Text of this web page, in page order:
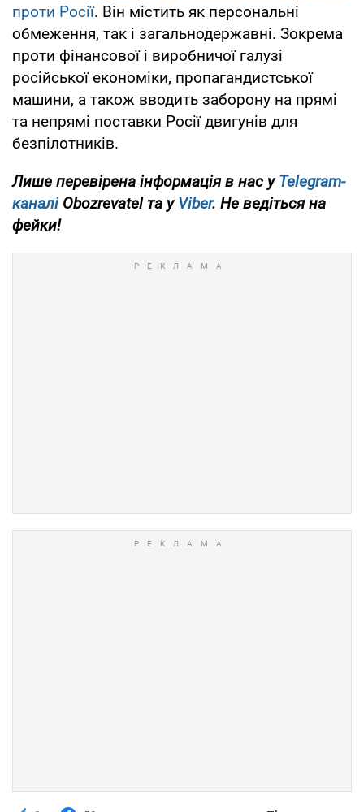
проти Росії. Він містить як персональні
обмеження, так і загальнодержавні. Зокрема
проти фінансової і виробничої галузі
російської економіки, пропагандистської
машини, а також вводить заборону на прямі
та непрямі поставки Росії двигунів для
безпілотників.
Лише перевірена інформація в нас уTelegram-
каналіObozrevatel та уViber. Не ведіться на
фейки!